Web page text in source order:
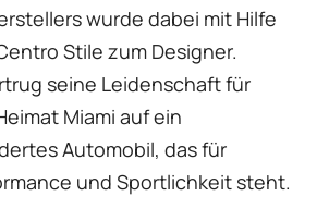
wurde dabei mit Hilfe
Stile zum Designer.
seine Leidenschaft für
Miami auf ein
Automobil, das für
und Sportlichkeit steht.